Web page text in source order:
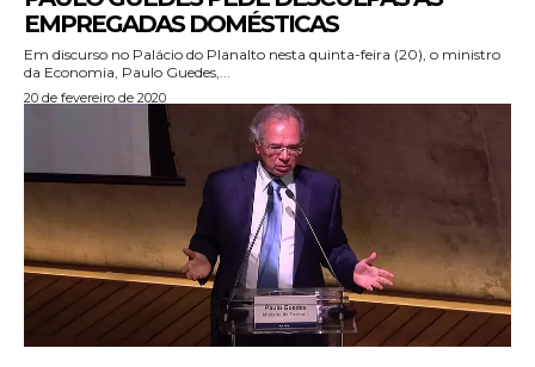
EMPREGADAS DOMÉSTICAS
Em discurso no Palácio do Planalto nesta quinta-feira (20), o ministro
da Economia, Paulo Guedes,...
20 de fevereiro de 2020